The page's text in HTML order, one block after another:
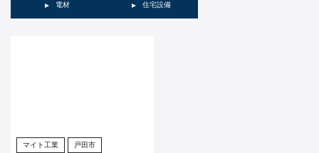
電材 住宅設備
マイト工業 戸田市